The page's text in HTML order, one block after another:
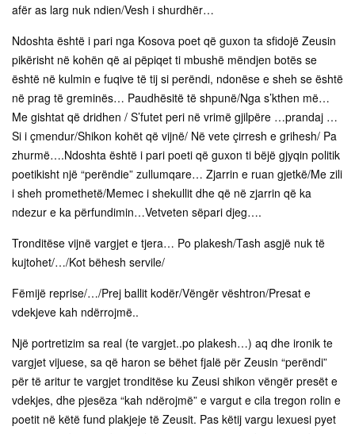
afër as larg nuk ndien/Vesh i shurdhër…
Ndoshta është i pari nga Kosova poet që guxon ta sfidojë Zeusin
pikërisht në kohën që ai pëpiqet ti mbushë mëndjen botës se
është në kulmin e fuqive të tij si perëndi, ndonëse e sheh se është
në prag të greminës… Paudhësitë të shpunë/Nga s’kthen më…
Me gishtat që dridhen / S’futet peri në vrimë gjilpëre …prandaj …
Si i çmendur/Shikon kohët që vijnë/ Në vete çirresh e grihesh/ Pa
zhurmë….Ndoshta është i pari poeti që guxon ti bëjë gjyqin politik
poetikisht një “perëndie” zullumqare… Zjarrin e ruan gjetkë/Me zili
i sheh promethetë/Memec i shekullit dhe që në zjarrin që ka
ndezur e ka përfundimin…Vetveten sëpari djeg….
Tronditëse vijnë vargjet e tjera… Po plakesh/Tash asgjë nuk të
kujtohet/…/Kot bëhesh servile/
Fëmijë reprise/…/Prej ballit kodër/Vëngër vështron/Presat e
vdekjeve kah ndërrojmë..
Një portretizim sa real (te vargjet..po plakesh…) aq dhe ironik te
vargjet vijuese, sa që haron se bëhet fjalë për Zeusin “perëndi”
për të aritur te vargjet tronditëse ku Zeusi shikon vëngër presët e
vdekjes, dhe pjesëza “kah ndërojmë” e vargut e cila tregon rolin e
poetit në këtë fund plakjeje të Zeusit. Pas këtij vargu lexuesi pyet